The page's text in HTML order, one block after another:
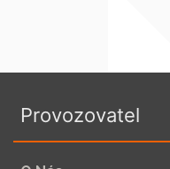
Provozovatel